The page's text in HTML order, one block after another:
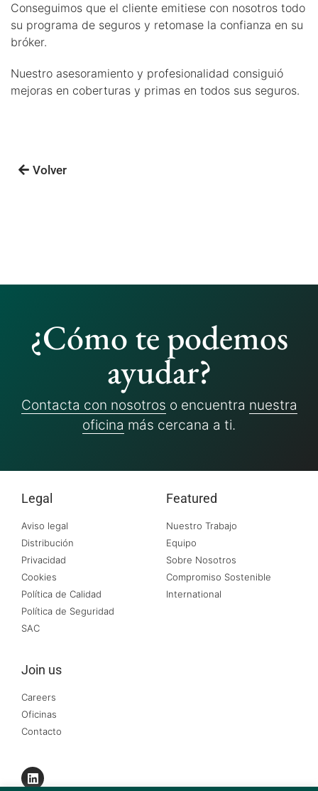
Conseguimos que el cliente emitiese con nosotros todo
su programa de seguros y retomase la confianza en su
bróker.
Nuestro asesoramiento y profesionalidad consiguió
mejoras en coberturas y primas en todos sus seguros.
Volver
¿Cómo te podemos
ayudar?
Contacta con nosotros o encuentra nuestra
oficina más cercana a ti.
Legal
Aviso legal
Distribución
Privacidad
Cookies
Política de Calidad
Política de Seguridad
SAC
Featured
Nuestro Trabajo
Equipo
Sobre Nosotros
Compromiso Sostenible
International
Join us
Careers
Oficinas
Contacto